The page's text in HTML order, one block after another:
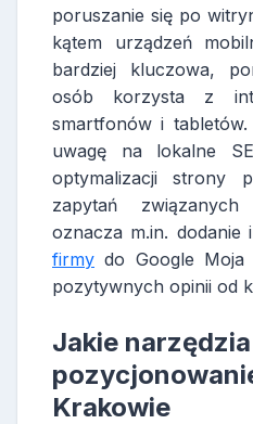
poruszanie się po
kątem urządzeń
bardziej kluczowa,
osób korzysta z
smartfonów i
uwagę na lokalne
optymalizacji strony
zapytań
oznacza m.in. dodanie
firmy do Google Moja
pozytywnych opinii od
Jakie
Krakowie